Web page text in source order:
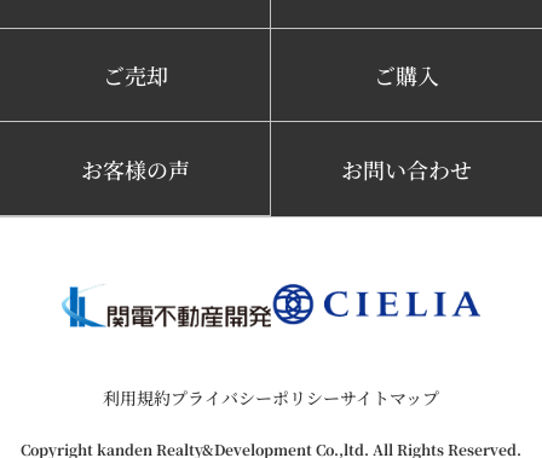
ご売却 ご購入
お客様の声 お問い合わせ
利用規約プライバシーポリシーサイトマップ
Copyright kanden Realty&Development Co.,ltd. All Rights Reserved.